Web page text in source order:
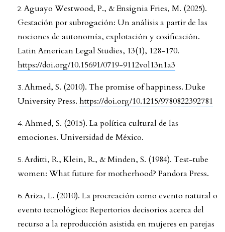
Aguayo Westwood, P., & Ensignia Fries, M. (2025).
Gestación por subrogación: Un análisis a partir de las
nociones de autonomía, explotación y cosificación.
Latin American Legal Studies, 13(1), 128-170.
https://doi.org/10.15691/0719-9112vol13n1a3
Ahmed, S. (2010). The promise of happiness. Duke
University Press. https://doi.org/10.1215/9780822392781
Ahmed, S. (2015). La política cultural de las
emociones. Universidad de México.
Arditti, R., Klein, R., & Minden, S. (1984). Test-tube
women: What future for motherhood? Pandora Press.
Ariza, L. (2010). La procreación como evento natural o
evento tecnológico: Repertorios decisorios acerca del
recurso a la reproducción asistida en mujeres en parejas